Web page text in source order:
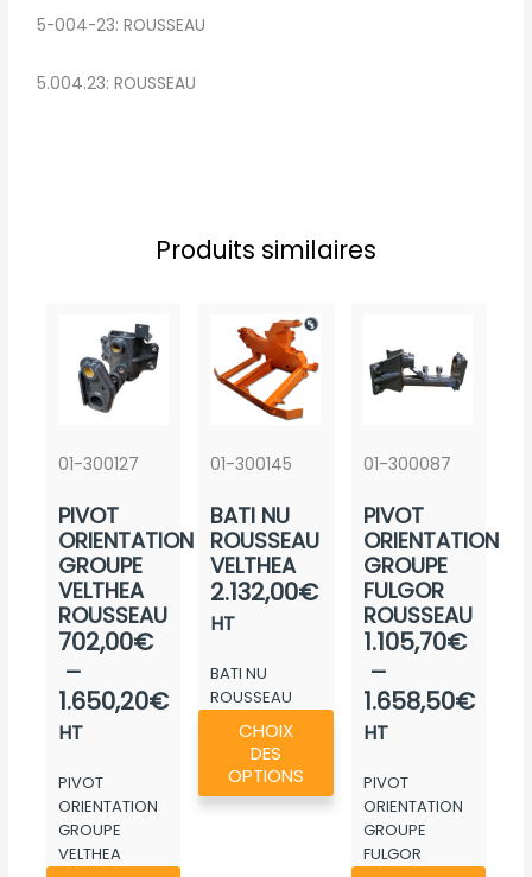
5-004-23: ROUSSEAU
5.004.23: ROUSSEAU
Produits similaires
01-300127
PIVOT
ORIENTATION
GROUPE
VELTHEA
ROUSSEAU
702,00€
–
1.650,20€
Plage
prix :
702,00€
1.650,20€
HT
PIVOT
ORIENTATION
GROUPE
VELTHEA
Ce
01-300145
BATI NU
ROUSSEAU
VELTHEA
2.132,00€
HT
BATI NU
ROUSSEAU
VELTHEA
CHOIX
DES
OPTIONS
Ce
produit
plusieurs
variations.
Les
01-300087
PIVOT
ORIENTATION
GROUPE
FULGOR
ROUSSEAU
1.105,70€
–
1.658,50€
Plage
de
prix :
1.105,70€
1.658,50€
HT
PIVOT
ORIENTATION
GROUPE
FULGOR
Ce